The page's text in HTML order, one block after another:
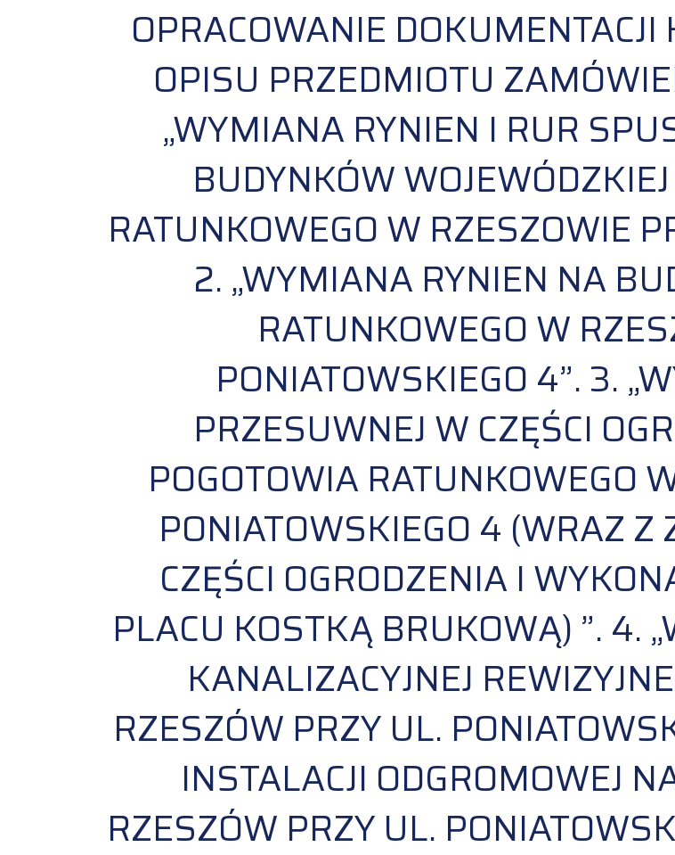
OPRACOWANIE
OPISU PRZEDMIOTU
„WYMIANA RYNIEN I RUR
BUDYNKÓW
RATUNKOWEGO W RZESZOWIE
2. „WYMIANA RYNIEN NA
RATUNKOWEGO W
PONIATOWSKIEGO 4”. 3.
PRZESUWNEJ W CZĘŚCI
POGOTOWIA RATUNKOWEGO
PONIATOWSKIEGO 4 (WRAZ
CZĘŚCI OGRODZENIA I
PLACU KOSTKĄ BRUKOWĄ) ”. 4.
KANALIZACYJNEJ
RZESZÓW PRZY UL.
INSTALACJI ODGROMOWEJ
RZESZÓW PRZY UL.